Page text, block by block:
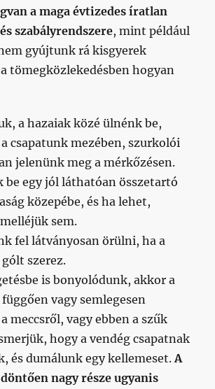
a maga évtizedes íratlan
szabályrendszere, mint például
gyújtunk rá kisgyerek
tömegközlekedésben hogyan
a hazaiak közé ülnénk be,
csapatunk mezében, szurkolói
jelenünk meg a mérkőzésen.
be egy jól láthatóan összetartó
közepébe, és ha lehet,
sem.
fel látványosan örülni, ha a
szerez.
is bonyolódunk, akkor a
vagy semlegesen
meccsről, vagy ebben a szűk
hogy a vendég csapatnak
és dumálunk egy kellemeset.A
nagy része ugyanis